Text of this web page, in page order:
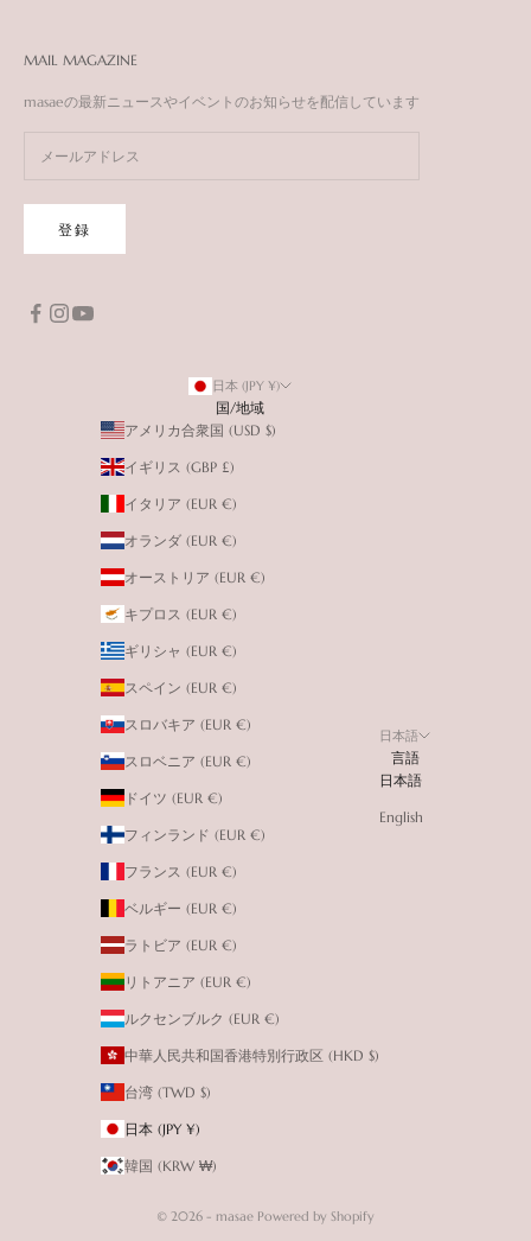
MAIL MAGAZINE
masaeの最新ニュースやイベントのお知らせを配信しています
登録
日本 (JPY ¥)
国/地域
アメリカ合衆国 (USD $)
イギリス (GBP £)
イタリア (EUR €)
オランダ (EUR €)
オーストリア (EUR €)
キプロス (EUR €)
ギリシャ (EUR €)
スペイン (EUR €)
スロバキア (EUR €)
スロベニア (EUR €)
ドイツ (EUR €)
フィンランド (EUR €)
フランス (EUR €)
ベルギー (EUR €)
ラトビア (EUR €)
リトアニア (EUR €)
ルクセンブルク (EUR €)
中華人民共和国香港特別行政区 (HKD $)
台湾 (TWD $)
日本 (JPY ¥)
韓国 (KRW ₩)
日本語
言語
日本語
English
© 2026 - masae Powered by Shopify